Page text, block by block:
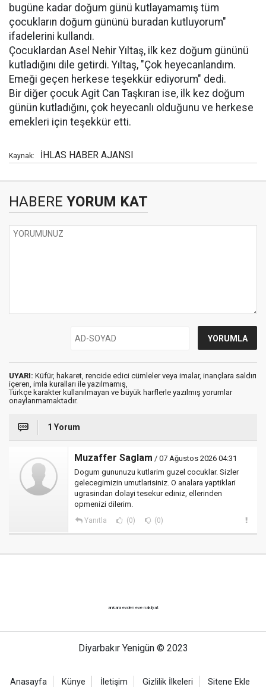
bugüne kadar doğum günü kutlayamamış tüm
çocukların doğum gününü buradan kutluyorum"
ifadelerini kullandı.
Çocuklardan Asel Nehir Yıltaş, ilk kez doğum gününü
kutladığını dile getirdi. Yıltaş, "Çok heyecanlandım.
Emeği geçen herkese teşekkür ediyorum" dedi.
Bir diğer çocuk Agit Can Taşkıran ise, ilk kez doğum
günün kutladığını, çok heyecanlı olduğunu ve herkese
emekleri için teşekkür etti.
Kaynak: İHLAS HABER AJANSI
HABERE YORUM KAT
UYARI: Küfür, hakaret, rencide edici cümleler veya imalar, inançlara saldırı
içeren, imla kuralları ile yazılmamış,
Türkçe karakter kullanılmayan ve büyük harflerle yazılmış yorumlar
onaylanmamaktadır.
1 Yorum
Muzaffer Saglam / 07 Ağustos 2026 04:31
Dogum gununuzu kutlarim guzel cocuklar. Sizler
gelecegimizin umutlarisiniz. O analara yaptiklari
ugrasindan dolayi tesekur ediniz, ellerinden
opmenizi dilerim.
Yanıtla (0) (0)
ankara evden eve nakliyat
Diyarbakır Yenigün © 2023
Anasayfa Künye İletişim Gizlilik İlkeleri Sitene Ekle